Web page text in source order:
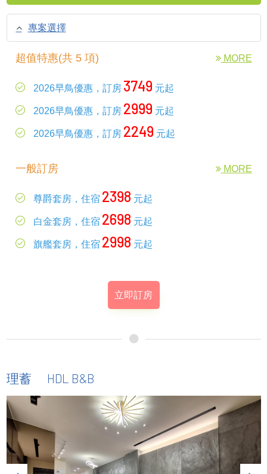
專案選擇
超值特惠(共 5 項) MORE
2026早鳥優惠，訂房 3749 元起
2026早鳥優惠，訂房 2999 元起
2026早鳥優惠，訂房 2249 元起
一般訂房 MORE
尊爵套房，住宿 2398 元起
白金套房，住宿 2698 元起
旗艦套房，住宿 2998 元起
立即訂房
理蓄 HDL B&B